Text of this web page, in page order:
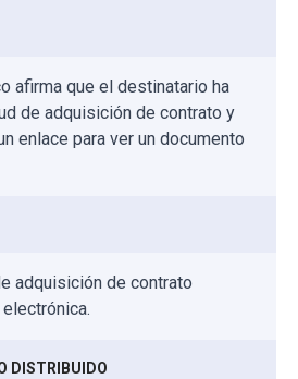
afirma que el destinatario ha
de adquisición de contrato y
enlace para ver un documento
adquisición de contrato
DISTRIBUIDO